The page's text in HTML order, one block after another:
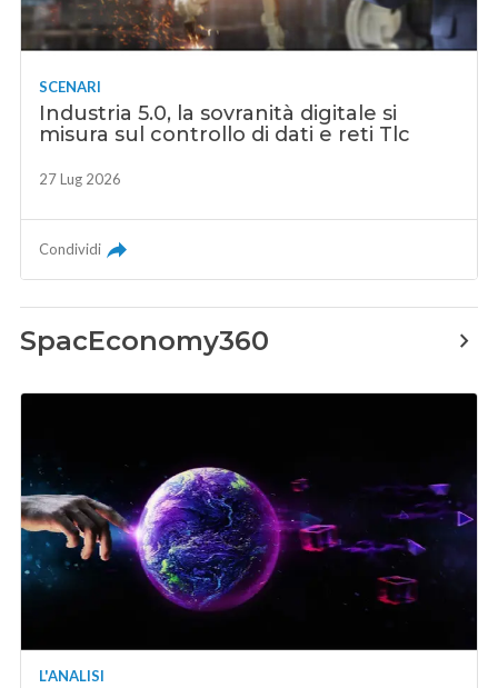
SCENARI
Industria 5.0, la sovranità digitale si
misura sul controllo di dati e reti Tlc
27 Lug 2026
Condividi
SpacEconomy360
L'ANALISI